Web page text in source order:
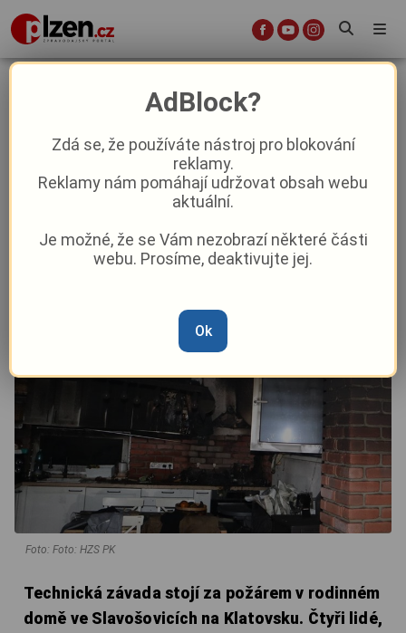
V rodinném domě na Klatovsku
hořelo, mladá rodina skončila v
nemocnici
Krimi
Marie Osvaldová –13. 3. 2024|07:52
Foto: Foto: HZS PK
Technická závada stojí za požárem v rodinném
domě ve Slavošovicích na Klatovsku. Čtyři lidé,
AdBlock?
Zdá se, že používáte nástroj pro blokování
reklamy.
Reklamy nám pomáhají udržovat obsah webu
aktuální.
Je možné, že se Vám nezobrazí některé části
webu. Prosíme, deaktivujte jej.
Ok